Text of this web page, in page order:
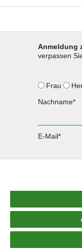
Anmeldung
verpassen
Frau
Nachname*
E-Mail*
Sie können den